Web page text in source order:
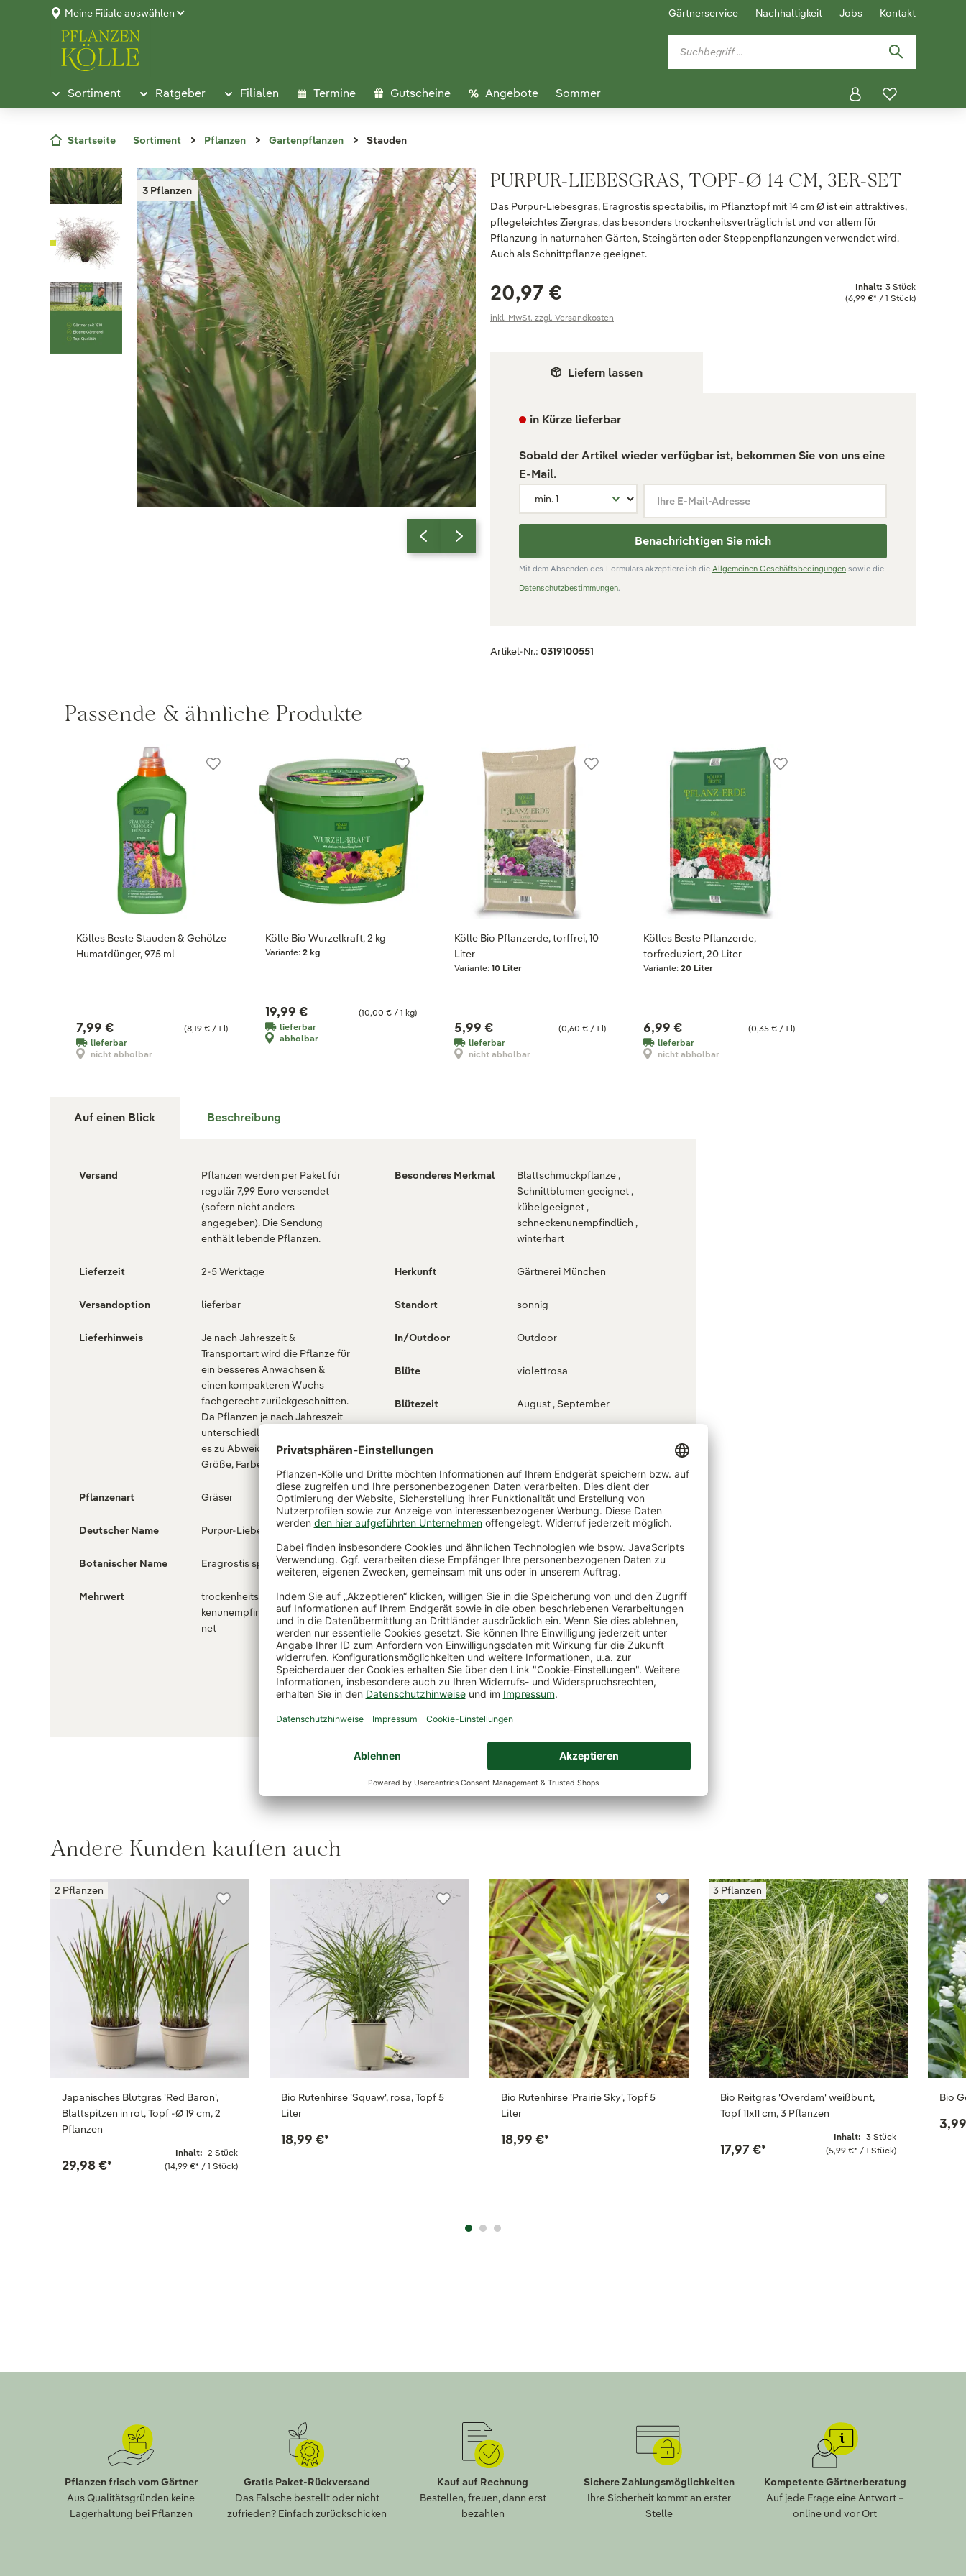
Meine Filiale auswählen Gärtnerservice Nachhaltigkeit Jobs Kontakt
Sortiment Ratgeber Filialen Termine Gutscheine Angebote Sommer
Startseite Sortiment Pflanzen Gartenpflanzen Stauden
3 Pflanzen PURPUR-LIEBESGRAS, TOPF-Ø 14 CM, 3ER-SET
Das Purpur-Liebesgras, Eragrostis spectabilis, im Pflanztopf mit 14 cm Ø ist ein attraktives,
pflegeleichtes Ziergras, das besonders trockenheitsverträglich ist und vor allem für
Pflanzung in naturnahen Gärten, Steingärten oder Steppenpflanzungen verwendet wird.
Auch als Schnittpflanze geeignet.
20,97 € Inhalt: 3 Stück
(6,99 €* / 1 Stück)
inkl. MwSt. zzgl. Versandkosten
Liefern lassen
in Kürze lieferbar
Sobald der Artikel wieder verfügbar ist, bekommen Sie von uns eine
E-Mail.
Ihre E-Mail-Adresse
Benachrichtigen Sie mich
Mit dem Absenden des Formulars akzeptiere ich die Allgemeinen Geschäftsbedingungen sowie die
Datenschutzbestimmungen.
Artikel-Nr.: 0319100551
Passende & ähnliche Produkte
Kölles Beste Stauden & Gehölze
Humatdünger, 975 ml
(8,19 € / 1 l)
7,99 €
lieferbar
nicht abholbar
Kölle Bio Wurzelkraft, 2 kg
Variante:2 kg
(10,00 € / 1 kg)
19,99 €
lieferbar
abholbar
Kölle Bio Pflanzerde, torffrei, 10
Liter
Variante:10 Liter
(0,60 € / 1 l)
5,99 €
lieferbar
nicht abholbar
Kölles Beste Pflanzerde,
torfreduziert, 20 Liter
Variante:20 Liter
(0,35 € / 1 l)
6,99 €
lieferbar
nicht abholbar
Auf einen Blick Beschreibung
Versand
Pflanzen werden per Paket für
regulär 7,99 Euro versendet
(sofern nicht anders
angegeben). Die Sendung
enthält lebende Pflanzen.
Lieferzeit 2-5 Werktage
Versandoption lieferbar
Lieferhinweis
Je nach Jahreszeit &
Transportart wird die Pflanze für
ein besseres Anwachsen &
einen kompakteren Wuchs
fachgerecht zurückgeschnitten.
Da Pflanzen je nach Jahreszeit
unterschiedlich aussehen, kann
es zu Abweichung in Aussehen,
Größe, Farbe & Form kommen.
Pflanzenart Gräser
Deutscher Name Purpur-Liebesgras
Botanischer Name Eragrostis spectabilis
Mehrwert
trockenheitsverträglich,,schnec
kenunempfindlich,,schnittgeeig
net
Besonderes Merkmal
Blattschmuckpflanze ,
Schnittblumen geeignet ,
kübelgeeignet ,
schneckenunempfindlich ,
winterhart
Herkunft Gärtnerei München
Standort sonnig
In/Outdoor Outdoor
Blüte violettrosa
Blütezeit August , September
Wuchsform buschig
Wuchshöhe 30-40 cm
Pflanztopfgröße 14 cm Ø
Bodentyp
für sandige, durchlässige
Böden
Verwendungszweck
für Freiland, Beete, Steingarten,
Kübelbepflanzung
Wasserbedarf wenig
Andere Kunden kauften auch
2 Pflanzen
Japanisches Blutgras 'Red Baron',
Blattspitzen in rot, Topf -Ø 19 cm, 2
Pflanzen
Inhalt: 2 Stück
(14,99 €* / 1 Stück)
29,98 €*
Bio Rutenhirse 'Squaw', rosa, Topf 5
Liter
18,99 €*
Bio Rutenhirse 'Prairie Sky', Topf 5
Liter
18,99 €*
3 Pflanzen
Bio Reitgras 'Overdam' weißbunt,
Topf 11x11 cm, 3 Pflanzen
Inhalt: 3 Stück
(5,99 €* / 1 Stück)
17,97 €*
Bio
Pflanzen frisch vom Gärtner
Aus Qualitätsgründen keine
Lagerhaltung bei Pflanzen
Gratis Paket-Rückversand
Das Falsche bestellt oder nicht
zufrieden? Einfach zurückschicken
Kauf auf Rechnung
Bestellen, freuen, dann erst
bezahlen
Sichere Zahlungsmöglichkeiten
Ihre Sicherheit kommt an erster
Stelle
Kompetente Gärtnerberatung
Auf jede Frage eine Antwort –
online und vor Ort